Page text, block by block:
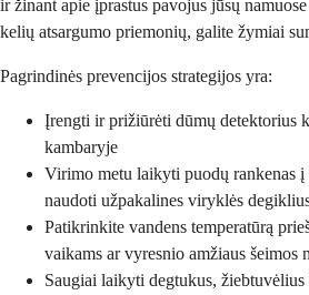
ir žinant apie įprastus pavojus jūsų
kelių atsargumo priemonių, galite žymiai
Pagrindinės prevencijos strategijos yra:
Įrengti ir prižiūrėti dūmų detektorius
kambaryje
Virimo metu laikyti puodų rankenas
naudoti užpakalines viryklės
Patikrinkite vandens temperatūrą
vaikams ar vyresnio amžiaus šeimos
Saugiai laikyti degtukus, žiebtuvėlius